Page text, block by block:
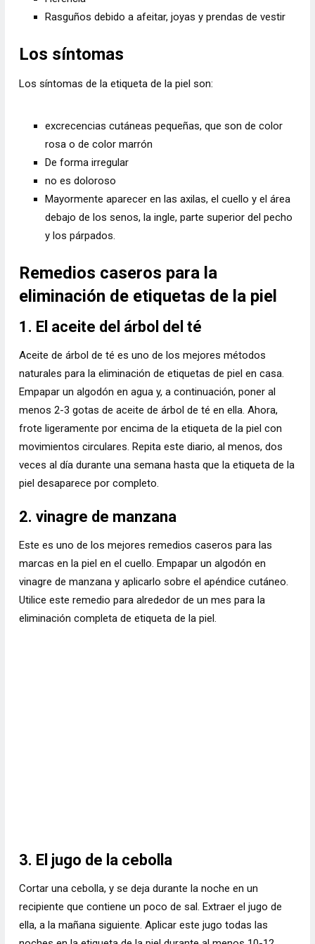
Rasguños debido a afeitar, joyas y prendas de vestir
Los síntomas
Los síntomas de la etiqueta de la piel son:
excrecencias cutáneas pequeñas, que son de color
rosa o de color marrón
De forma irregular
no es doloroso
Mayormente aparecer en las axilas, el cuello y el área
debajo de los senos, la ingle, parte superior del pecho
y los párpados.
Remedios caseros para la
eliminación de etiquetas de la piel
1. El aceite del árbol del té
Aceite de árbol de té es uno de los mejores métodos
naturales para la eliminación de etiquetas de piel en casa.
Empapar un algodón en agua y, a continuación, poner al
menos 2-3 gotas de aceite de árbol de té en ella. Ahora,
frote ligeramente por encima de la etiqueta de la piel con
movimientos circulares. Repita este diario, al menos, dos
veces al día durante una semana hasta que la etiqueta de la
piel desaparece por completo.
2. vinagre de manzana
Este es uno de los mejores remedios caseros para las
marcas en la piel en el cuello. Empapar un algodón en
vinagre de manzana y aplicarlo sobre el apéndice cutáneo.
Utilice este remedio para alrededor de un mes para la
eliminación completa de etiqueta de la piel.
3. El jugo de la cebolla
Cortar una cebolla, y se deja durante la noche en un
recipiente que contiene un poco de sal. Extraer el jugo de
ella, a la mañana siguiente. Aplicar este jugo todas las